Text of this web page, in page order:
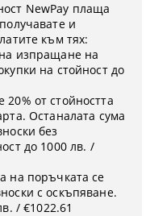
NewPay плаща
и
към тях:
изпращане на
на стойност до
от стойността
Останалата сума
без
до 1000 лв. /
на поръчката се
с оскъпяване.
/ €1022.61